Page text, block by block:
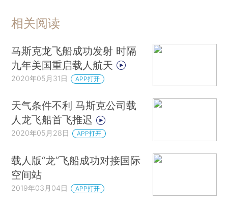
相关阅读
马斯克龙飞船成功发射 时隔
九年美国重启载人航天
2020年05月31日 APP打开
天气条件不利 马斯克公司载
人龙飞船首飞推迟
2020年05月28日 APP打开
载人版“龙”飞船成功对接国际
空间站
2019年03月04日 APP打开